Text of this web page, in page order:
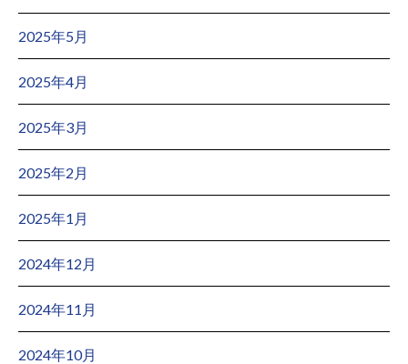
2025年5月
2025年4月
2025年3月
2025年2月
2025年1月
2024年12月
2024年11月
2024年10月